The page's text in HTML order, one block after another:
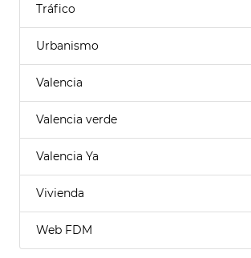
Tráfico
Urbanismo
Valencia
Valencia verde
Valencia Ya
Vivienda
Web FDM